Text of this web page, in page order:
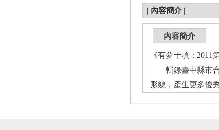
| 內容簡介 |
內容簡介
《有夢千頃：
輯錄臺中縣市合
形貌，產生更多優